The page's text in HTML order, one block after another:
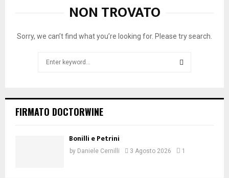
NON TROVATO
Sorry, we can’t find what you’re looking for. Please try search.
FIRMATO DOCTORWINE
Bonilli e Petrini
by Daniele Cernilli 3 Agosto 2026 1